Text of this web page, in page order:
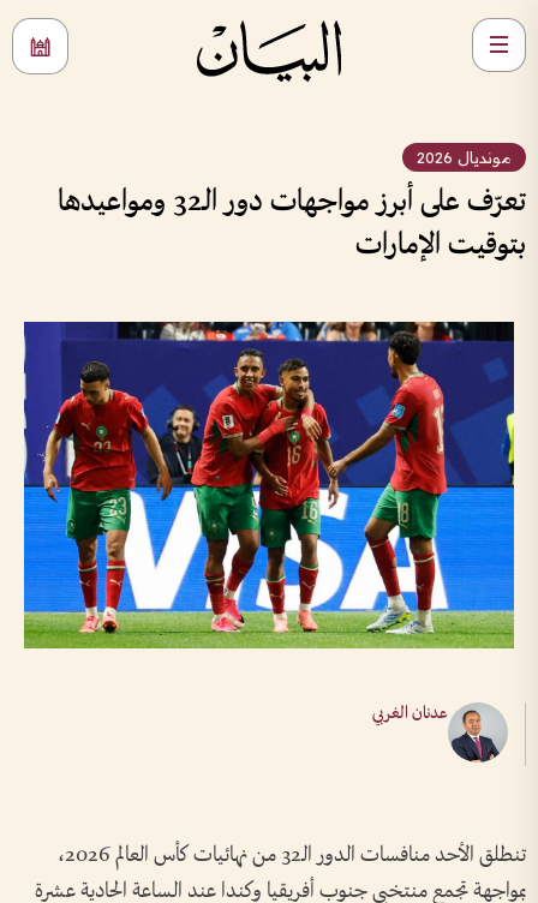
مونديال 2026
تعرّف على أبرز مواجهات دور الـ32 ومواعيدها
بتوقيت الإمارات
عدنان الغربي
تنطلق الأحد منافسات الدور الـ32 من نهائيات كأس العالم 2026،
بمواجهة تجمع منتخبي جنوب أفريقيا وكندا عند الساعة الحادية عشرة